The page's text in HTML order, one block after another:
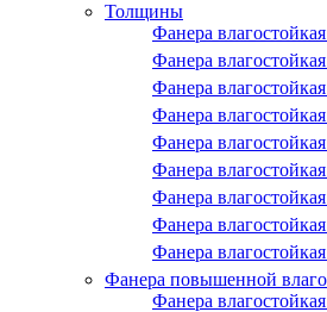
Толщины
Фанера
Фанера
Фанера
Фанера
Фанера
Фанера
Фанера
Фанера
Фанера
Фанера повышенной
Фанера